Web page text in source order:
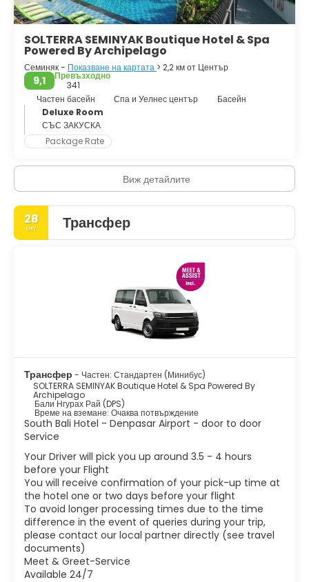
Разбира се, животът на местните хора е по-кратък, отколкото
в други части на острова, или поне не е толкова интегриран,
така че забравете да намерите хубав пазар или храм на
всеки ъгъл.
SOLTERRA SEMINYAK Boutique Hotel & Spa
Powered By Archipelago
Семиняк - Показване на картата > 2,2 км от Център
9,1
Превъзходно
341
Частен басейн
Спа и Уелнес център
Басейн
Deluxe Room
СЪС ЗАКУСКА
Package Rate
Виж детайлите
28
окт Трансфер
Трансфер - Частен: Стандартен (Минибус)
SOLTERRA SEMINYAK Boutique Hotel & Spa Powered By
Archipelago
Бали Нгурах Рай (DPS)
Време на вземане: Очаква потвърждение
South Bali Hotel - Denpasar Airport - door to door
Service
Your Driver will pick you up around 3.5 - 4 hours
before your Flight
You will receive confirmation of your pick-up time at
the hotel one or two days before your flight
To avoid longer processing times due to the time
difference in the event of queries during your trip,
please contact our local partner directly (see travel
documents)
Meet & Greet-Service
Available 24/7